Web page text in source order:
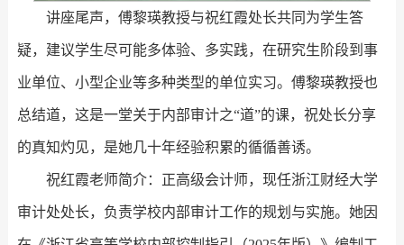
讲座尾声，傅黎瑛教授与祝红霞处长共同为学生答
疑，建议学生尽可能多体验、多实践，在研究生阶段到事
业单位、小型企业等多种类型的单位实习。傅黎瑛教授也
总结道，这是一堂关于内部审计之“道”的课，祝处长分享
的真知灼见，是她几十年经验积累的循循善诱。
祝红霞老师简介：正高级会计师，现任浙江财经大学
审计处处长，负责学校内部审计工作的规划与实施。她因